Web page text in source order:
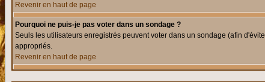
Revenir en haut de page
Pourquoi ne puis-je pas voter dans un sondage ?
Seuls les utilisateurs enregistrés peuvent voter dans un sondage (afin
appropriés.
Revenir en haut de page